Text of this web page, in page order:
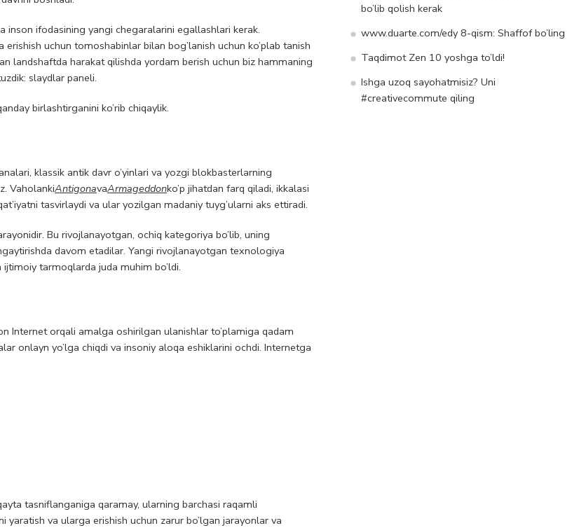
inson ifodasining yangi chegaralarini egallashlari kerak.
uchun tomoshabinlar bilan bog’lanish uchun ko’plab tanish
landshaftda harakat qilishda yordam berish uchun biz hammaning
slaydlar paneli.
birlashtirganini ko’rib chiqaylik.
klassik antik davr o’yinlari va yozgi blokbasterlarning
VaholankiAntigonavaArmageddonko’p jihatdan farq qiladi, ikkalasi
tasvirlaydi va ular yozilgan madaniy tuyg’ularni aks ettiradi.
Bu rivojlanayotgan, ochiq kategoriya bo’lib, uning
davom etadilar. Yangi rivojlanayotgan texnologiya
tarmoqlarda juda muhim bo’ldi.
Internet orqali amalga oshirilgan ulanishlar to’plamiga qadam
onlayn yo’lga chiqdi va insoniy aloqa eshiklarini ochdi. Internetga
tasniflanganiga qaramay, ularning barchasi raqamli
va ularga erishish uchun zarur bo’lgan jarayonlar va
bo’lib qolish kerak
www.duarte.com/edy 8-qism: Shaffof bo’ling
Taqdimot Zen 10 yoshga to’ldi!
Ishga uzoq sayohatmisiz? Uni
#creativecommute qiling